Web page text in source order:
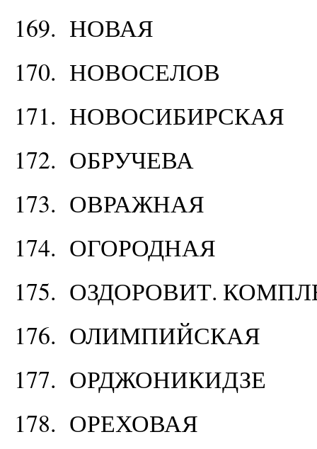
169. НОВАЯ
170. НОВОСЕЛОВ
171. НОВОСИБИРСКАЯ
172. ОБРУЧЕВА
173. ОВРАЖНАЯ
174. ОГОРОДНАЯ
175. ОЗДОРОВИТ.
176. ОЛИМПИЙСКАЯ
177. ОРДЖОНИКИДЗЕ
178. ОРЕХОВАЯ